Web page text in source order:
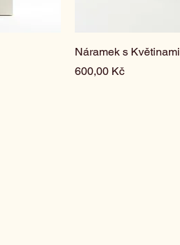
Náramek s Květinami
Cena
600,00 Kč